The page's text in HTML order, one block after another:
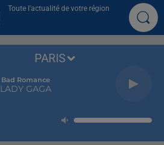
Toute l'actualité de votre région
Bad Romance
LADY GAGA
PARIS